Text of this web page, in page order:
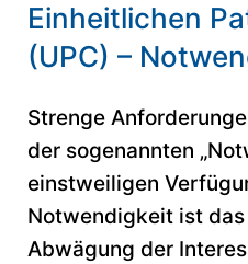
Einheitlichen
(UPC) –
Strenge
der sogenannten
einstweiligen
Notwendigkeit ist
Abwägung der